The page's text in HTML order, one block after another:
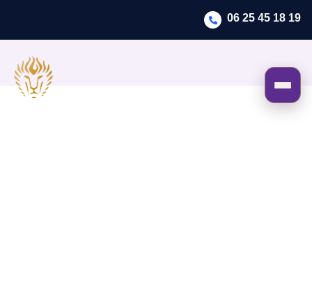
06 25 45 18 19